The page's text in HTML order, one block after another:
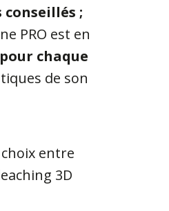
;
PRO est en
chaque
de son
entre
3D